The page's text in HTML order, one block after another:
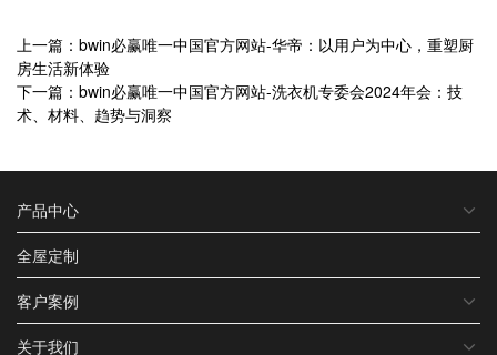
上一篇：bwin必赢唯一中国官方网站-华帝：以用户为中心，重塑厨
房生活新体验
下一篇：bwin必赢唯一中国官方网站-洗衣机专委会2024年会：技
术、材料、趋势与洞察​
产品中心
全屋定制
客户案例
关于我们